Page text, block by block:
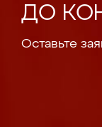
ДО
Оставьте